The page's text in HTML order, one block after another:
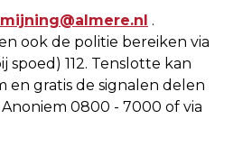
.
ook de politie bereiken via
spoed) 112. Tenslotte kan
en gratis de signalen delen
0800 - 7000 of via